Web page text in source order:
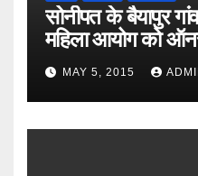
सोनीपत के बैयापुर
महिला आयोग को
MAY 5, 2015